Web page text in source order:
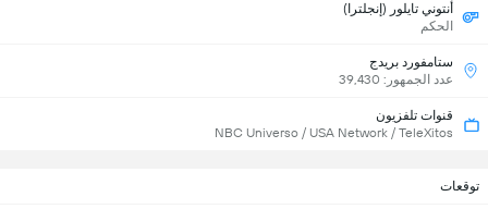
أنتوني تايلور (إنجلترا)
الحكم
ستامفورد بريدج
عدد الجمهور: 39,430
قنوات تلفزيون
NBC Universo / USA Network / TeleXitos
توقعات